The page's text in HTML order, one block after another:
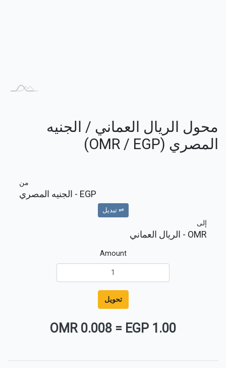
محول الريال العماني / الجنيه
المصري (OMR / EGP)
من
EGP - الجنيه المصري
⇌ تبديل
إلى
OMR - الريال العماني
Amount
تحويل
1.00 EGP
=
0.008 OMR